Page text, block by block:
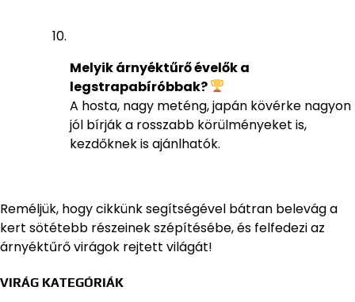
Melyik árnyéktűrő évelők a
legstrapabíróbbak?
A hosta, nagy meténg, japán kövérke nagyon
jól bírják a rosszabb körülményeket is,
kezdőknek is ajánlhatók.
Reméljük, hogy cikkünk segítségével bátran belevág a
kert sötétebb részeinek szépítésébe, és felfedezi az
árnyéktűrő virágok rejtett világát!
VIRÁG KATEGÓRIÁK